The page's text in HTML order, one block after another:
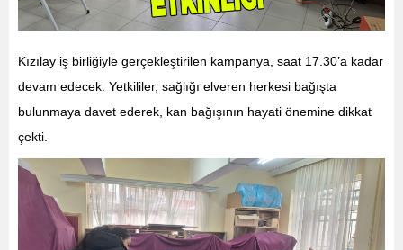
Kızılay iş birliğiyle gerçekleştirilen kampanya, saat 17.30’a kadar
devam edecek. Yetkililer, sağlığı elveren herkesi bağışta
bulunmaya davet ederek, kan bağışının hayati önemine dikkat
çekti.